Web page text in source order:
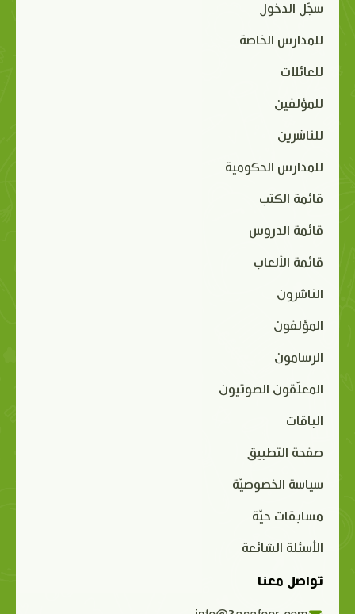
سجّل الدخول
للمدارس الخاصة
للعائلات
للمؤلفين
للناشرين
للمدارس الحكومية
قائمة الكتب
قائمة الدروس
قائمة الألعاب
الناشرون
المؤلفون
الرسامون
المعلّقون الصوتيون
الباقات
صفحة التطبيق
سياسة الخصوصيّة
مسابقات حيّة
الأسئلة الشائعة
تواصل معنا